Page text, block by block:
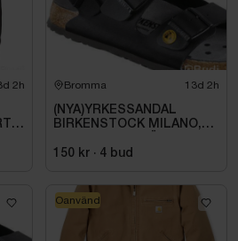
2h Bromma 13d 2h
(NYA)YRKESSANDAL
BIRKENSTOCK MILANO,
SVART. STL 42
150 kr · 4 bud
Oanvänd